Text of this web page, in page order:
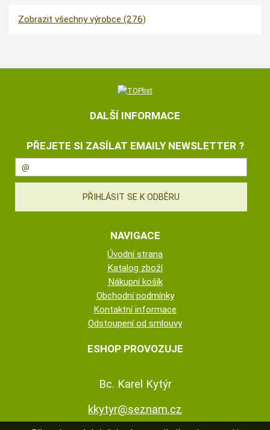
Zobrazit všechny výrobce (276)
DALŠÍ INFORMACE
PŘEJETE SI ZASÍLAT EMAILY NEWSLETTER ?
NAVIGACE
Úvodní strana
Katalog zboží
Nákupní košík
Obchodní podmínky
Kontaktní informace
Odstoupení od smlouvy
ESHOP PROVOZUJE
Bc. Karel Kytýr
kkytyr@seznam.cz